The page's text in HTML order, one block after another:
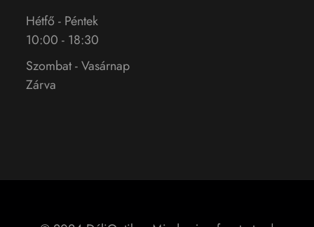
Hétfő - Péntek
10:00 - 18:30
Szombat - Vasárnap
Zárva